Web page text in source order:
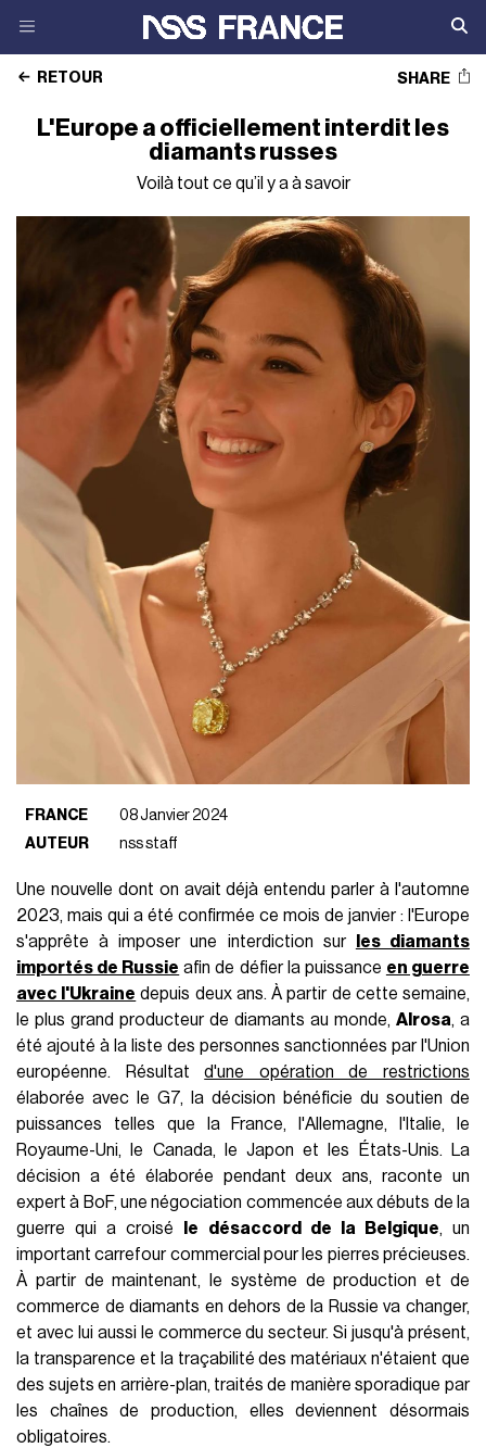
RETOUR SHARE
L'Europe a officiellement interdit les
diamants russes
Voilà tout ce qu’il y a à savoir
FRANCE
08 Janvier 2024
AUTEUR
nss staff
Une nouvelle dont on avait déjà entendu parler à l'automne
2023, mais qui a été confirmée ce mois de janvier : l'Europe
s'apprête à imposer une interdiction sur
les diamants
importés de Russie afin de défier la puissance en guerre
avec l'Ukraine depuis deux ans. À partir de cette semaine,
le plus grand producteur de diamants au monde, Alrosa, a
été ajouté à la liste des personnes sanctionnées par l'Union
européenne. Résultatd'une opération de restrictions
élaborée avec le G7, la décision bénéficie du soutien de
puissances telles que la France, l'Allemagne, l'Italie, le
Royaume-Uni, le Canada, le Japon et les États-Unis. La
décision a été élaborée pendant deux ans, raconte un
expert à BoF, une négociation commencée aux débuts de la
guerre qui a croisé
le désaccord de la Belgique, un
important carrefour commercial pour les pierres précieuses.
À partir de maintenant, le système de production et de
commerce de diamants en dehors de la Russie va changer,
et avec lui aussi le commerce du secteur. Si jusqu'à présent,
la transparence et la traçabilité des matériaux n'étaient que
des sujets en arrière-plan, traités de manière sporadique par
les chaînes de production, elles deviennent désormais
obligatoires.